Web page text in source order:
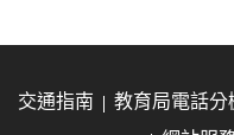
交通指南 教育局電話分